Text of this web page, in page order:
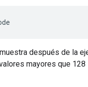
después de la
mayores que 128